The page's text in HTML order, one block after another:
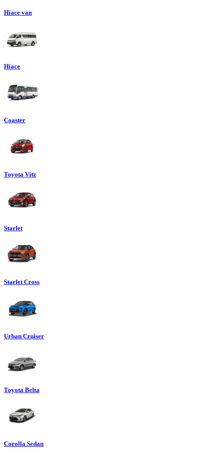
Hiace van
Hiace
Coaster
Toyota Vitz
Starlet
Starlet Cross
Urban Cruiser
Toyota Belta
Corolla Sedan